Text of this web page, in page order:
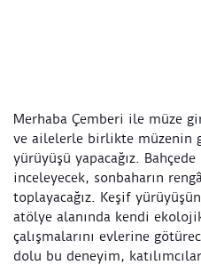
Merhaba Çemberi ile müze
ve ailelerle birlikte müzenin
yürüyüşü yapacağız.
inceleyecek, sonbaharın
toplayacağız. Keşif
atölye alanında kendi
çalışmalarını evlerine
dolu bu deneyim,